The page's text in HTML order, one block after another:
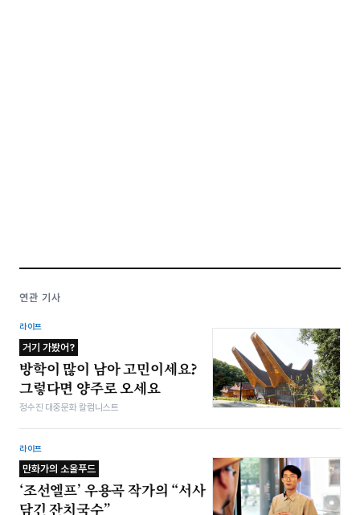
연관 기사
라이프
거기 가봤어?
방학이 많이 남아 고민이세요?
그렇다면 양주로 오세요
정수진 대중문화 칼럼니스트
라이프
만화가의 소울푸드
‘조선엘프’ 우용곡 작가의 “서사
담긴 잔치국수”